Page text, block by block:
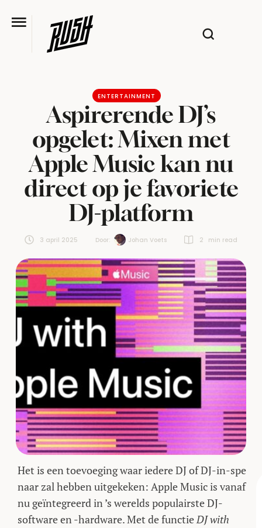
ENTERTAINMENT
Aspirerende DJ’s
opgelet: Mixen met
Apple Music kan nu
direct op je favoriete
DJ-platform
3 april 2025 Door: Johan Voets 2 min read
Het is een toevoeging waar iedere DJ of DJ-in-spe
naar zal hebben uitgekeken: Apple Music is vanaf
nu geïntegreerd in ’s werelds populairste DJ-
software en -hardware. Met de functieDJ with